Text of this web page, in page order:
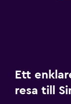
Pool
Utomhuspool
Ett
resa till